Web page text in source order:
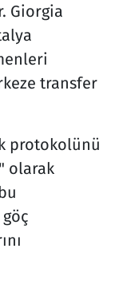
Giorgia
transfer
protokolünü
olarak